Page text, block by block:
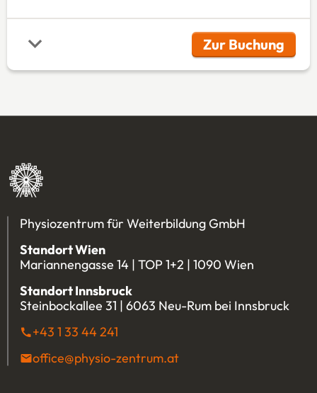
Zur Buchung
(Öffnet in
Physiozentrum für Weiterbildung GmbH
Standort Wien
Mariannengasse 14 | TOP 1+2 | 1090 Wien
Standort Innsbruck
Steinbockallee 31 | 6063 Neu-Rum bei Innsbruck
+43 1 33 44 241
office@physio-zentrum.at